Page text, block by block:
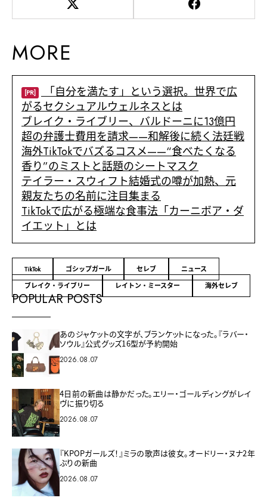
MORE
[PR]
「自分を満たす」という選択。世界で広
がるセクシュアルウェルネスとは
ブレイク・ライブリー、バルドーニに13億円
超の弁護士費用を請求——和解後に続く法廷戦
海外TikTokでバズるコスメ——“食べたくなる
香り”のミストと話題のシートマスク
テイラー・スウィフト結婚式の噂が加熱、元
親友たちの名前に注目集まる
TikTokで広がる極端な食事法「カーニボア・ダ
イエット」とは
TikTok ゴシップガール セレブ
ニュース
ブレイク・ライブリー
レイトン・ミースター 海外セレブ
POPULAR POSTS
あのジャケットの文字が、ブランケットになった。『ラバー・
ソウル』公式グッズ16型が予約開始
2026.08.07
4日前の新曲は静かだった。エリー・ゴールディングがレイ
ヴに振り切る
2026.08.07
『KPOPガールズ！』ミラの歌声は彼女。オードリー・ヌナ2年
ぶりの新曲
2026.08.07